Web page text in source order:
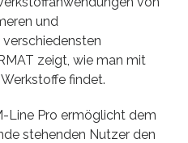
und
zeigt, wie man mit
findet.
Line Pro ermöglicht dem
stehenden Nutzer den